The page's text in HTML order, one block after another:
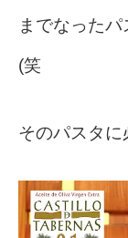
までなった
(笑
そのパスタに